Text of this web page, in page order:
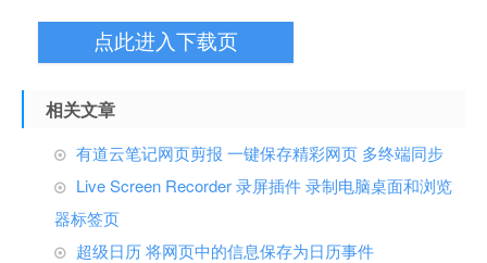
点此进入下载页
相关文章
有道云笔记网页剪报 一键保存精彩网页 多终端同步
Live Screen Recorder 录屏插件 录制电脑桌面和浏览
器标签页
超级日历 将网页中的信息保存为日历事件